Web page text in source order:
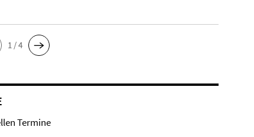
1 / 4
Termine